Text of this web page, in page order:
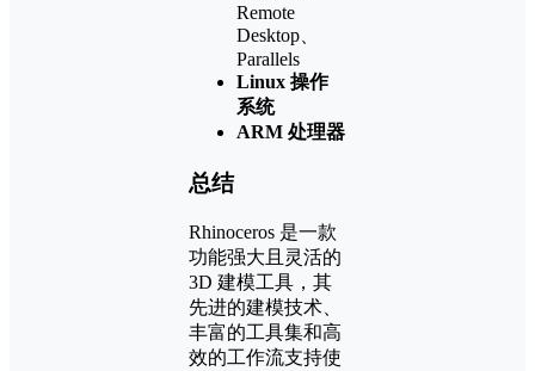
Remote
Desktop、
Parallels
Linux 操作
系统
ARM 处理器
总结
Rhinoceros 是一款
功能强大且灵活的
3D 建模工具，其
先进的建模技术、
丰富的工具集和高
效的工作流支持使